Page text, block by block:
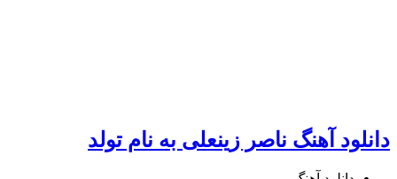
دانلود آهنگ ناصر زینعلی به نام تولد